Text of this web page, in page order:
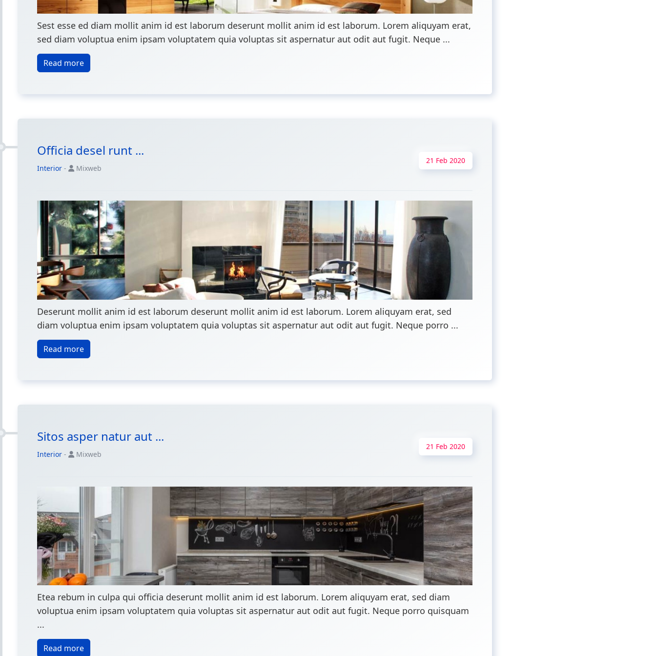
Sest esse ed diam mollit anim id est laborum deserunt mollit anim id est laborum. Lorem aliquyam erat,
sed diam voluptua enim ipsam voluptatem quia voluptas sit aspernatur aut odit aut fugit. Neque ...
Read more
Officia desel runt ...
Interior - Mixweb
21 Feb 2020
Deserunt mollit anim id est laborum deserunt mollit anim id est laborum. Lorem aliquyam erat, sed
diam voluptua enim ipsam voluptatem quia voluptas sit aspernatur aut odit aut fugit. Neque porro ...
Read more
Sitos asper natur aut ...
Interior - Mixweb
21 Feb 2020
Etea rebum in culpa qui officia deserunt mollit anim id est laborum. Lorem aliquyam erat, sed diam
voluptua enim ipsam voluptatem quia voluptas sit aspernatur aut odit aut fugit. Neque porro quisquam
...
Read more